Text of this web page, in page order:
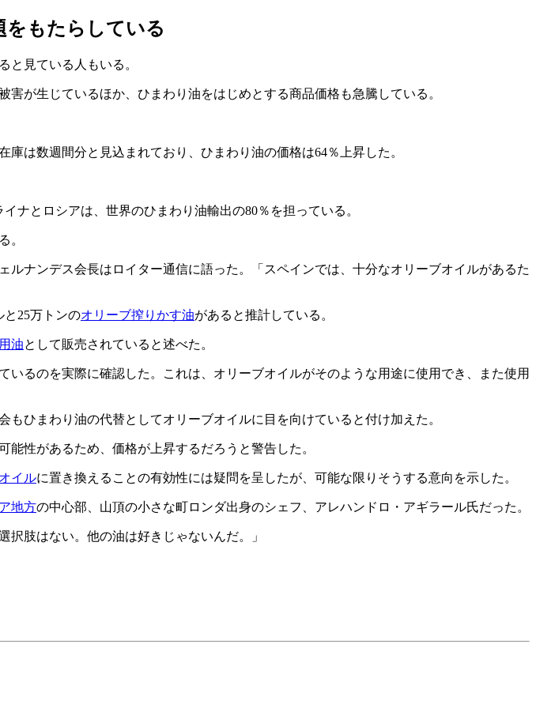
もたらしている
と見ている人もいる。
が生じているほか、ひまわり油をはじめとする商品価格も急騰している。
は数週間分と見込まれており、ひまわり油の価格は64％上昇した。
ナとロシアは、世界のひまわり油輸出の80％を担っている。
。
ナンデス会長はロイター通信に語った。「スペインでは、十分なオリーブオイルがあるた
と25万トンのオリーブ搾りかす油があると推計している。
油として販売されていると述べた。
いるのを実際に確認した。これは、オリーブオイルがそのような用途に使用でき、また使用
ひまわり油の代替としてオリーブオイルに目を向けていると付け加えた。
性があるため、価格が上昇するだろうと警告した。
イルに置き換えることの有効性には疑問を呈したが、可能な限りそうする意向を示した。
地方の中心部、山頂の小さな町ロンダ出身のシェフ、アレハンドロ・アギラール氏だった。
択肢はない。他の油は好きじゃないんだ。」